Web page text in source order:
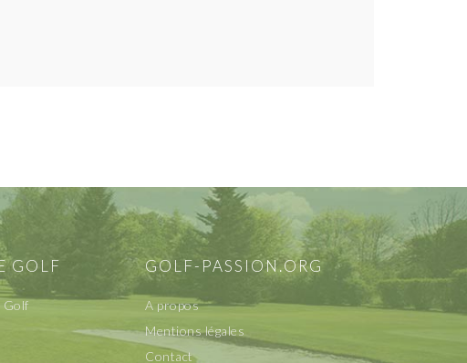
GOLF
Golf
GOLF-PASSION.ORG
A propos
Mentions légales
Contact